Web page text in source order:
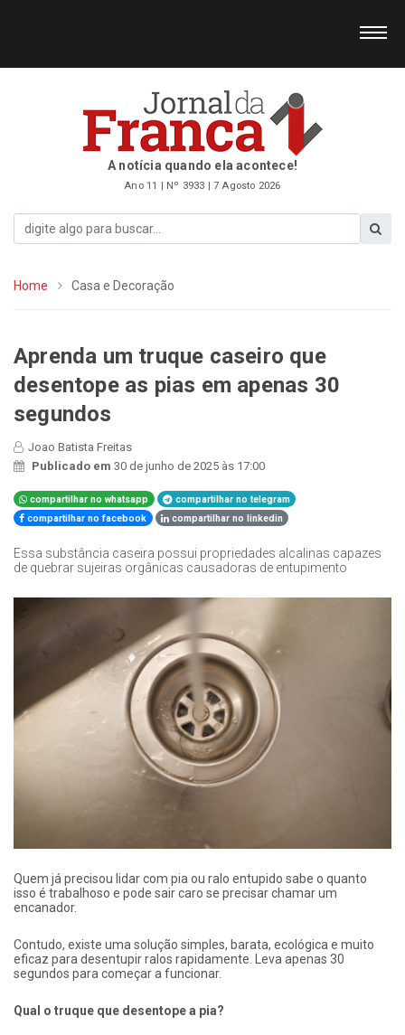
A notícia quando ela acontece!
Ano 11 | Nº 3933 | 7 Agosto 2026
Home Casa e Decoração
Aprenda um truque caseiro que
desentope as pias em apenas 30
segundos
Joao Batista Freitas
Publicado em 30 de junho de 2025 às 17:00
compartilhar no whatsapp
compartilhar no telegram
compartilhar no facebook
compartilhar no linkedin
Essa substância caseira possui propriedades alcalinas capazes
de quebrar sujeiras orgânicas causadoras de entupimento
Quem já precisou lidar com pia ou ralo entupido sabe o quanto
isso é trabalhoso e pode sair caro se precisar chamar um
encanador.
Contudo, existe uma solução simples, barata, ecológica e muito
eficaz para desentupir ralos rapidamente. Leva apenas 30
segundos para começar a funcionar.
Qual o truque que desentope a pia?